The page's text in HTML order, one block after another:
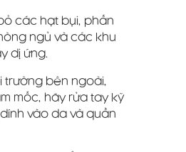
các hạt bụi, phấn
ngủ và các khu
dị ứng.
trường bên ngoài,
mốc, hãy rửa tay kỹ
vào da và quần